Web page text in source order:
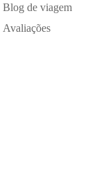
Blog de viagem
Avaliações